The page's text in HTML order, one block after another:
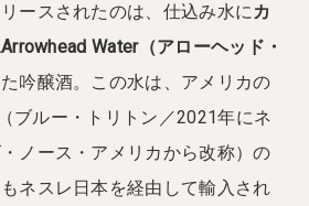
ースされたのは、仕込み水にカ
Water（アローヘッド・
吟醸酒。この水は、アメリカの
ブルー・トリトン／2021年にネ
ノース・アメリカから改称）の
ネスレ日本を経由して輸入され